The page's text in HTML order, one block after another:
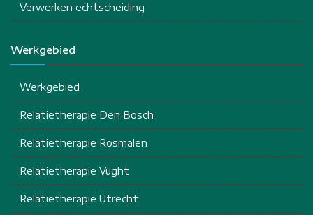
Verwerken echtscheiding
Werkgebied
Werkgebied
Relatietherapie Den Bosch
Relatietherapie Rosmalen
Relatietherapie Vught
Relatietherapie Utrecht